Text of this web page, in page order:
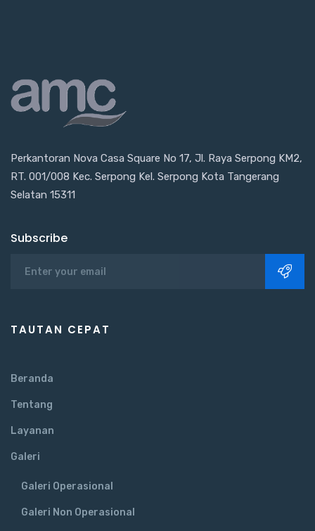
Perkantoran Nova Casa Square No 17, Jl. Raya Serpong KM2,
RT. 001/008 Kec. Serpong Kel. Serpong Kota Tangerang
Selatan 15311
Subscribe
TAUTAN CEPAT
Beranda
Tentang
Layanan
Galeri
Galeri Operasional
Galeri Non Operasional